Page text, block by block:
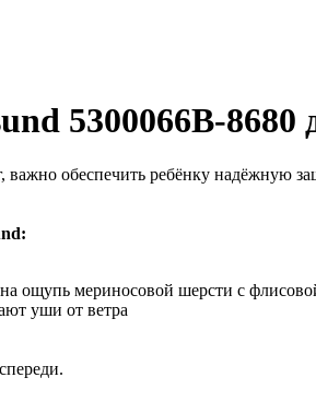
5300066B-8680
важно обеспечить ребёнку надёжную
ощупь мериносовой шерсти с
уши от ветра